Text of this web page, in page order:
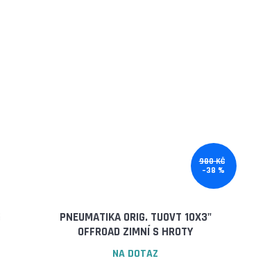
980 KČ
–38 %
PNEUMATIKA ORIG. TUOVT 10X3"
OFFROAD ZIMNÍ S HROTY
NA DOTAZ